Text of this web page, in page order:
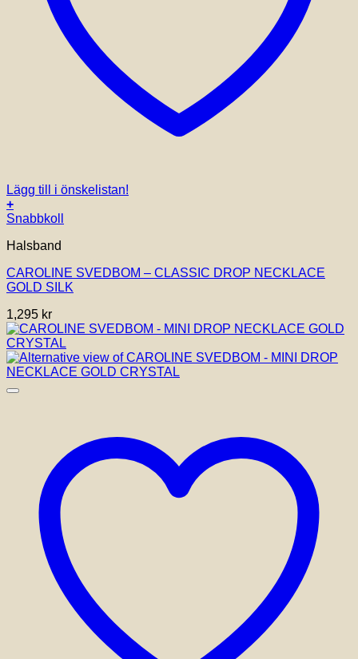
Lägg till i önskelistan!
+
Snabbkoll
Halsband
CAROLINE SVEDBOM – CLASSIC DROP NECKLACE
GOLD SILK
1,295 kr